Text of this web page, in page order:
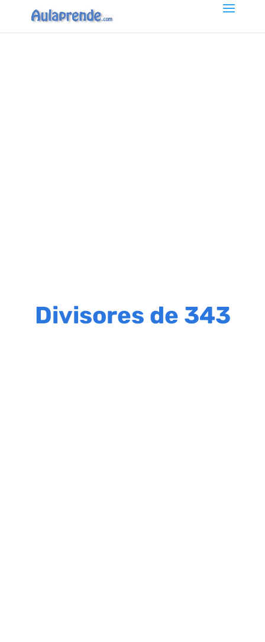
Divisores de 343